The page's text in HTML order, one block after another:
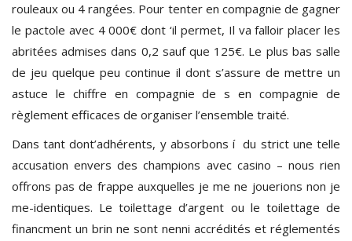
rouleaux ou 4 rangées. Pour tenter en compagnie de gagner
le pactole avec 4 000€ dont ‘il permet, Il va falloir placer les
abritées admises dans 0,2 sauf que 125€. Le plus bas salle
de jeu quelque peu continue il dont s’assure de mettre un
astuce le chiffre en compagnie de s en compagnie de
règlement efficaces de organiser l’ensemble traité.
Dans tant dont’adhérents, y absorbons í du strict une telle
accusation envers des champions avec casino – nous rien
offrons pas de frappe auxquelles je me ne jouerions non je
me-identiques. Le toilettage d’argent ou le toilettage de
financment un brin ne sont nenni accrédités et réglementés